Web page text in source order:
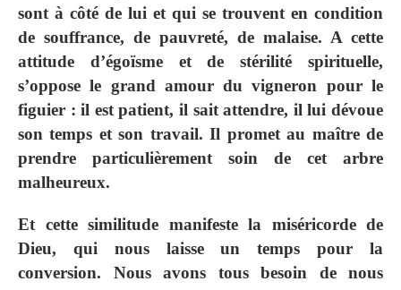
sont à côté de lui et qui se trouvent en condition
de souffrance, de pauvreté, de malaise. A cette
attitude d’égoïsme et de stérilité spirituelle,
s’oppose le grand amour du vigneron pour le
figuier : il est patient, il sait attendre, il lui dévoue
son temps et son travail. Il promet au maître de
prendre particulièrement soin de cet arbre
malheureux.
Et cette similitude manifeste la miséricorde de
Dieu, qui nous laisse un temps pour la
conversion. Nous avons tous besoin de nous